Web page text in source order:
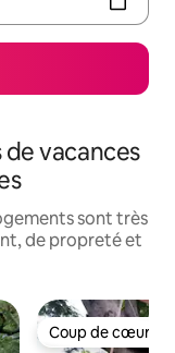
vacances
sont très
de propreté et
Coup de cœur
Coup de cœur